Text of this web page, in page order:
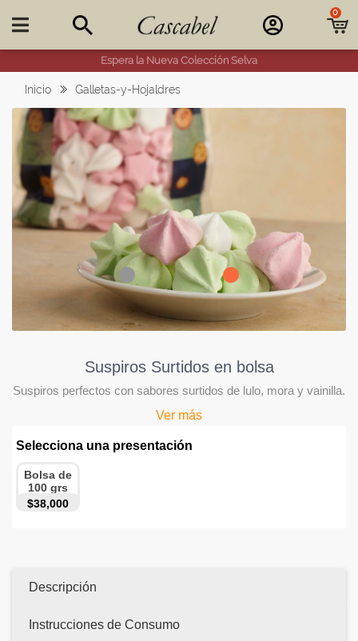

0
Espera la Nueva Colección Selva
Inicio Galletas-y-Hojaldres
Suspiros Surtidos en bolsa
Suspiros perfectos con sabores surtidos de lulo, mora y vainilla.
Ver más
Selecciona una presentación
Bolsa de
100 grs
$38,000
Descripción
Instrucciones de Consumo